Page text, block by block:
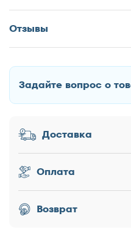
Отзывы
Оставить отзыв
Как Вас зовут?
Заголовок
Оценка товара
Задайте вопрос о
Доставка
Оплата
Возврат